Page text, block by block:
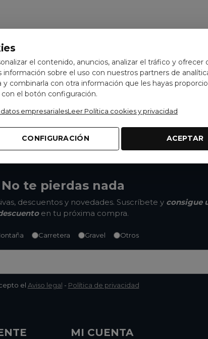
el contenido, anuncios, analizar el tráfico y ofrecer
sobre el uso con nuestros partners de
y combinarla con otra información que les hayas
el botón configuración.
empresarialesLeer Política cookies y privacidad
ACEPTAR
CONFIGURACIÓN
No te pierdas nada
descuentos y novedades. Suscríbete y consigue
en tu próxima compra.
Carretera Gravel Otros
el Aviso legal - Política de privacidad
MI CUENTA